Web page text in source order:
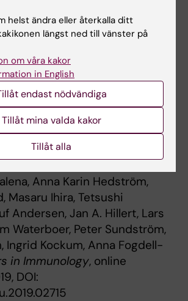
response against
6A is associated with risk
”. Elin Engdahl, Rasmus
Huang, Martin Biström,
Pernilla Stridh, Mohsen
Brenner, Julia Butt, Angelika
Anna Karin Hedström,
Masaru Ihira, Tetsushi
Andersen, Jan A. Hillert, Lars
Waterboer, Peter Sundström,
Ingrid Kockum, Anna Fogdell-
in Immunology, online
DOI:
helst ändra eller återkalla ditt
längst ned till vänster på
om våra kakor
in English
endast nödvändiga
Tillåt mina valda kakor
Tillåt alla